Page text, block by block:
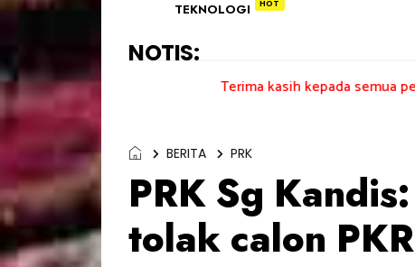
TEKNOLOGI
NOTIS:
Terima kasih kepada semua pengundi.......
BERITA PRK
PRK Sg
tolak calon PKR